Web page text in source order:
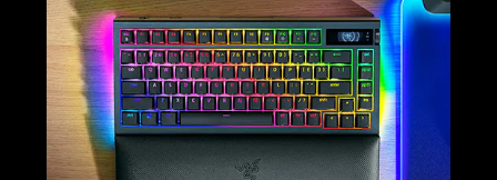
v4
pro
75%